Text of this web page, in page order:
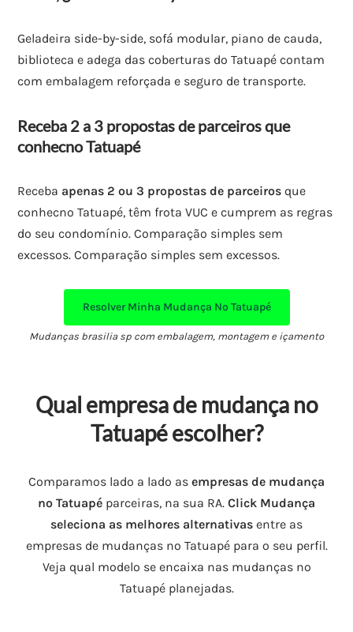
Geladeira side-by-side, sofá modular, piano de cauda,
biblioteca e adega das coberturas do Tatuapé contam
com embalagem reforçada e seguro de transporte.
Receba 2 a 3 propostas de parceiros que
conhecno Tatuapé
Receba apenas 2 ou 3 propostas de parceiros que
conhecno Tatuapé, têm frota VUC e cumprem as regras
do seu condomínio. Comparação simples sem
excessos. Comparação simples sem excessos.
Resolver Minha Mudança No Tatuapé
Mudanças brasilia sp com embalagem, montagem e içamento
Qual empresa de mudança no
Tatuapé escolher?
Comparamos lado a lado as empresas de mudança
no Tatuapé parceiras, na sua RA. Click Mudança
seleciona as melhores alternativas entre as
empresas de mudanças no Tatuapé para o seu perfil.
Veja qual modelo se encaixa nas mudanças no
Tatuapé planejadas.